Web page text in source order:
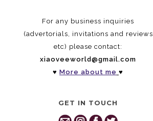
For any business inquiries
(advertorials, invitations and reviews
etc) please contact:
xiaoveeworld@gmail.com
♥ More about me ♥
GET IN TOUCH